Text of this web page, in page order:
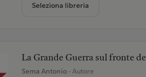
Seleziona libreria
La Grande Guerra sul fronte
Sema Antonio - Autore